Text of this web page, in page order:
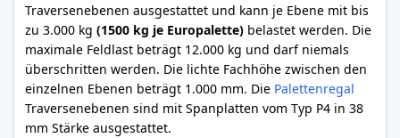
Traversenebenen ausgestattet und kann je Ebene mit bis
zu 3.000 kg (1500 kg je Europalette) belastet werden. Die
maximale Feldlast beträgt 12.000 kg und darf niemals
überschritten werden. Die lichte Fachhöhe zwischen den
einzelnen Ebenen beträgt 1.000 mm. Die Palettenregal
Traversenebenen sind mit Spanplatten vom Typ P4 in 38
mm Stärke ausgestattet.